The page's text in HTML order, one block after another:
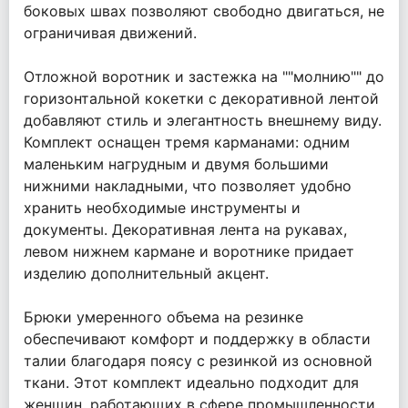
боковых швах позволяют свободно двигаться, не
ограничивая движений.
Отложной воротник и застежка на ""молнию"" до
горизонтальной кокетки с декоративной лентой
добавляют стиль и элегантность внешнему виду.
Комплект оснащен тремя карманами: одним
маленьким нагрудным и двумя большими
нижними накладными, что позволяет удобно
хранить необходимые инструменты и
документы. Декоративная лента на рукавах,
левом нижнем кармане и воротнике придает
изделию дополнительный акцент.
Брюки умеренного объема на резинке
обеспечивают комфорт и поддержку в области
талии благодаря поясу с резинкой из основной
ткани. Этот комплект идеально подходит для